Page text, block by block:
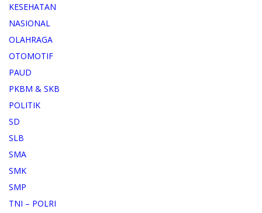
KESEHATAN
NASIONAL
OLAHRAGA
OTOMOTIF
PAUD
PKBM & SKB
POLITIK
SD
SLB
SMA
SMK
SMP
TNI – POLRI